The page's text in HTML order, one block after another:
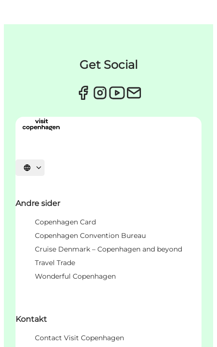
Get Social
Velg språk
Andre sider
Copenhagen Card
Copenhagen Convention Bureau
Cruise Denmark – Copenhagen and beyond
Travel Trade
Wonderful Copenhagen
Kontakt
Contact Visit Copenhagen